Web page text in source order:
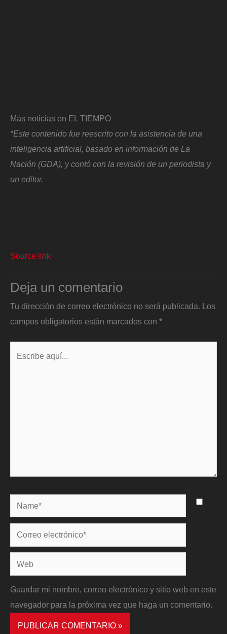
Más noticias en EL TIEMPO
*Este contenido fue reescrito con la asistencia de una
inteligencia artificial, basado en información de La
Nación (GDA), y contó con la revisión de un periodista y
un editor.
Source link
Deja un comentario
Tu dirección de correo electrónico no será publicada. Los
campos obligatorios están marcados con *
Name*
Correo
electrónico*
Web
Guardar mi nombre, correo electrónico y sitio web en este
navegador para la próxima vez que haga un comentario.